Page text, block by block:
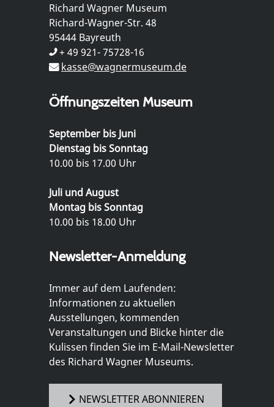
Richard Wagner Museum
Richard-Wagner-Str. 48
95444 Bayreuth
+ 49 921- 75728-16
kasse@wagnermuseum.de
Öffnungszeiten Museum
September bis Juni
Dienstag bis Sonntag
10.00 bis 17.00 Uhr
Juli und August
Montag bis Sonntag
10.00 bis 18.00 Uhr
Newsletter-Anmeldung
Immer auf dem Laufenden:
Informationen zu aktuellen
Ausstellungen, kommenden
Veranstaltungen und Blicke hinter die
Kulissen finden Sie im E-Mail-Newsletter
des Richard Wagner Museums.
NEWSLETTER ABONNIEREN